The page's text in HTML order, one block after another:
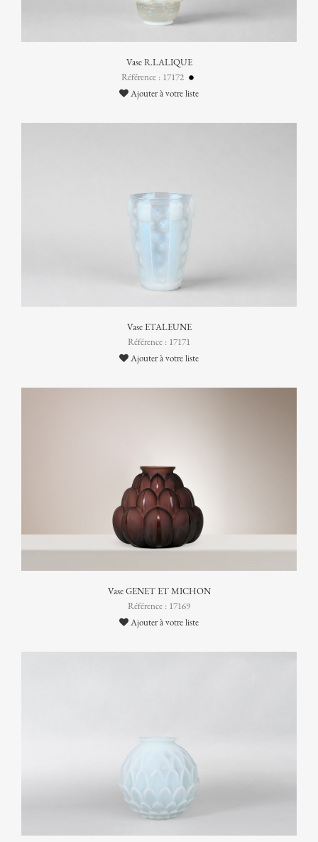
Vase R.LALIQUE
Référence : 17172
Ajouter à votre liste
Vase ETALEUNE
Référence : 17171
Ajouter à votre liste
Vase GENET ET MICHON
Référence : 17169
Ajouter à votre liste